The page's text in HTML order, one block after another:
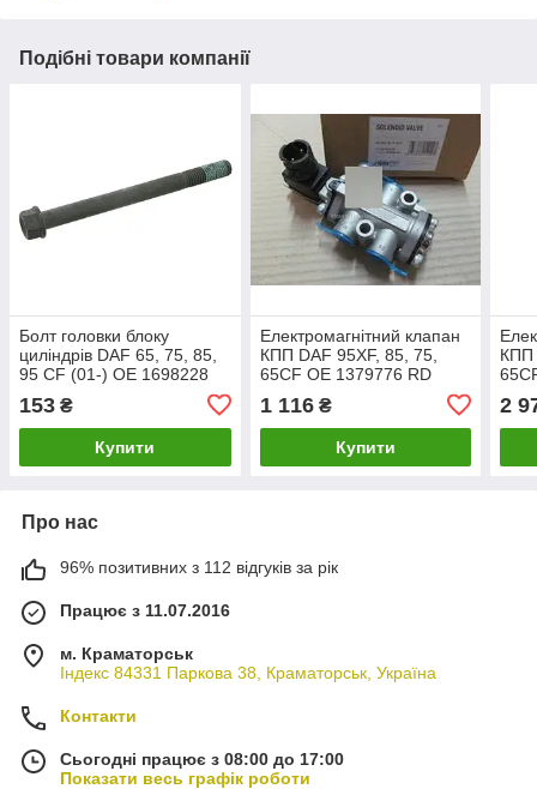
Подібні товари компанії
Болт головки блоку
циліндрів DAF 65, 75, 85,
95 CF (01-) OE 1698228
153 ₴
Купити
Електромагнітний клапан
КПП DAF 95XF, 85, 75,
65CF OE 1379776 RD
1 116₴
Купити
КПП
2
Про нас
96% позитивних з 112 відгуків за рік
Працює з 11.07.2016
м. Краматорськ
Індекс 84331 Паркова 38, Краматорськ, Україна
Контакти
Сьогодні працює з 08:00 до 17:00
Показати весь графік роботи